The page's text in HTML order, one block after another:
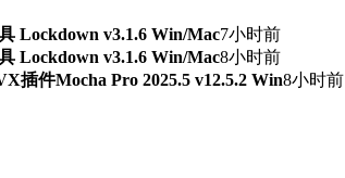
Lockdown v3.1.6 Win/Mac7小时前
Lockdown v3.1.6 Win/Mac8小时前
插件Mocha Pro 2025.5 v12.5.2 Win8小时前